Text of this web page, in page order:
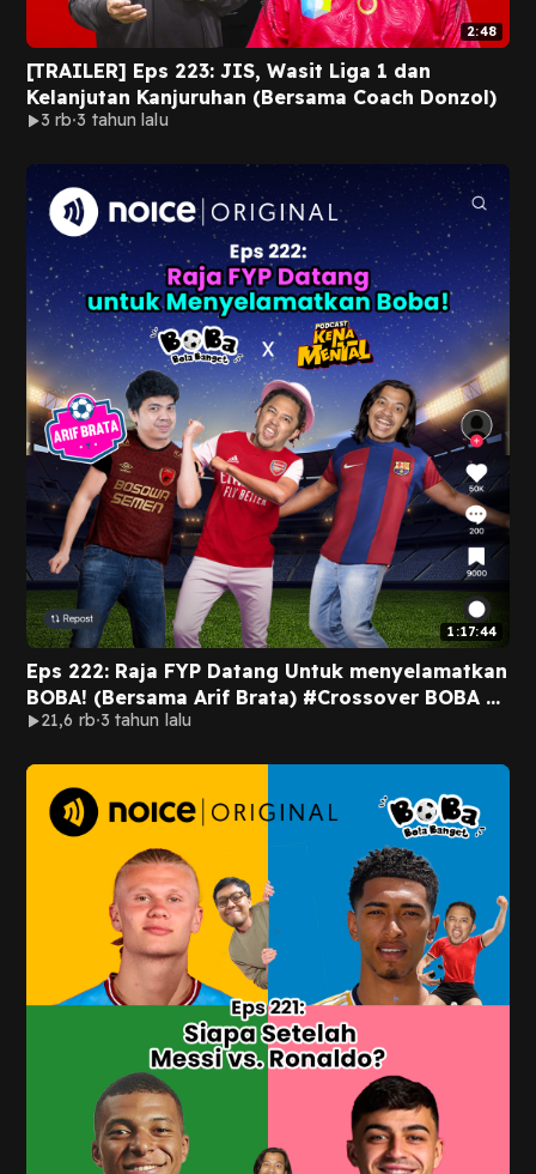
2:48
[TRAILER] Eps 223: JIS, Wasit Liga 1 dan
Kelanjutan Kanjuruhan (Bersama Coach Donzol)
3 rb 3 tahun lalu
1:17:44
Eps 222: Raja FYP Datang Untuk menyelamatkan
BOBA! (Bersama Arif Brata) #Crossover BOBA x
Podcast Kena Mental
21,6 rb 3 tahun lalu